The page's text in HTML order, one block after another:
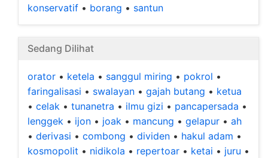
konservatif • borang • santun
Sedang Dilihat
orator • ketela • sanggul miring • pokrol •
faringalisasi • swalayan • gajah butang • ketua
• celak • tunanetra • ilmu gizi • pancapersada •
lenggek • ijon • joak • mancung • gelapur • ah
• derivasi • combong • dividen • hakul adam •
kosmopolit • nidikola • repertoar • ketai • juru •